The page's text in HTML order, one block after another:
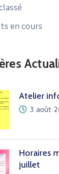
en cours
Atelier
3 août
Horaires
juillet